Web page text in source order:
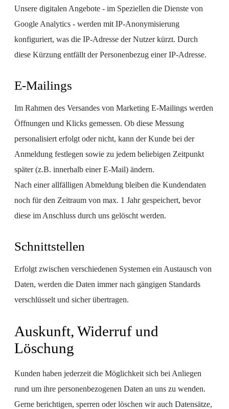
Unsere digitalen Angebote - im Speziellen die Dienste von
Google Analytics - werden mit IP-Anonymisierung
konfiguriert, was die IP-Adresse der Nutzer kürzt. Durch
diese Kürzung entfällt der Personenbezug einer IP-Adresse.
E-Mailings
Im Rahmen des Versandes von Marketing E-Mailings werden
Öffnungen und Klicks gemessen. Ob diese Messung
personalisiert erfolgt oder nicht, kann der Kunde bei der
Anmeldung festlegen sowie zu jedem beliebigen Zeitpunkt
später (z.B. innerhalb einer E-Mail) ändern.
Nach einer allfälligen Abmeldung bleiben die Kundendaten
noch für den Zeitraum von max. 1 Jahr gespeichert, bevor
diese im Anschluss durch uns gelöscht werden.
Schnittstellen
Erfolgt zwischen verschiedenen Systemen ein Austausch von
Daten, werden die Daten immer nach gängigen Standards
verschlüsselt und sicher übertragen.
Auskunft, Widerruf und
Löschung
Kunden haben jederzeit die Möglichkeit sich bei Anliegen
rund um ihre personenbezogenen Daten an uns zu wenden.
Gerne berichtigen, sperren oder löschen wir auch Datensätze,